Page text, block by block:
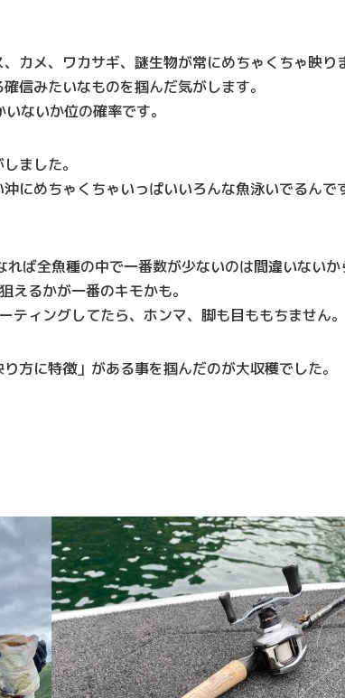
カメ、ワカサギ、謎生物が常にめちゃくちゃ映り
信みたいなものを掴んだ気がします。
ないか位の確率です。
ました。
にめちゃくちゃいっぱいいろんな魚泳いでるんで
ば全魚種の中で一番数が少ないのは間違いない
えるかが一番のキモかも。
ィングしてたら、ホンマ、脚も目ももちません。
方に特徴」がある事を掴んだのが大収穫でした。